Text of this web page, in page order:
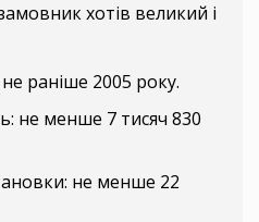
хотів великий і
раніше 2005 року.
не менше 7 тисяч 830
не менше 22